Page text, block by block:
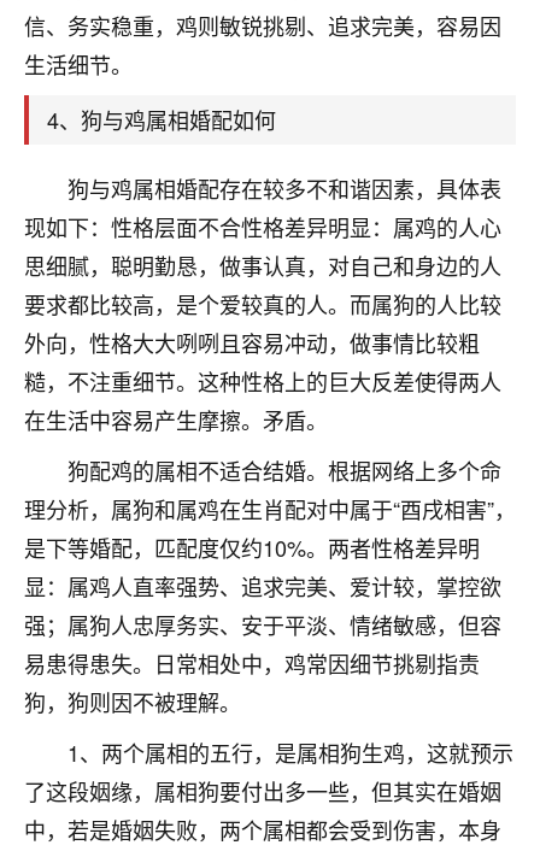
信、务实稳重，鸡则敏锐挑剔、追求完美，容易因
生活细节。
4、狗与鸡属相婚配如何
狗与鸡属相婚配存在较多不和谐因素，具体表
现如下：性格层面不合性格差异明显：属鸡的人心
思细腻，聪明勤恳，做事认真，对自己和身边的人
要求都比较高，是个爱较真的人。而属狗的人比较
外向，性格大大咧咧且容易冲动，做事情比较粗
糙，不注重细节。这种性格上的巨大反差使得两人
在生活中容易产生摩擦。矛盾。
狗配鸡的属相不适合结婚。根据网络上多个命
理分析，属狗和属鸡在生肖配对中属于“酉戌相害”，
是下等婚配，匹配度仅约10%。两者性格差异明
显：属鸡人直率强势、追求完美、爱计较，掌控欲
强；属狗人忠厚务实、安于平淡、情绪敏感，但容
易患得患失。日常相处中，鸡常因细节挑剔指责
狗，狗则因不被理解。
1、两个属相的五行，是属相狗生鸡，这就预示
了这段姻缘，属相狗要付出多一些，但其实在婚姻
中，若是婚姻失败，两个属相都会受到伤害，本身
啊！
太阳当空赵
是我从找店开始都是找慧来老师跟进的，选
址、风水、还有开业日子，哪哪都看了，虽然
大环境不好，但是我家生意还可以，前几天又
2小时前 来自海南 18
梦醒时分
我女儿高二叛逆，大半年不上学，一说她就要死要活
的，把我们两口子愁的不行，朋友给我推荐的慧来老
师，一开始我是病急乱投医，这半年来，法事一个个
做完，我女儿跟变了个人一样，不期望她能考多好的
大学，只要能安安稳稳的把书读了，身体心理都健健
康康的我就很知足了！
鹿森：可怜天下父母心啊！
3小时前 来自河北 16
付深
我是公司人事调整，有升迁机会，但同时竞争的我们
三个，找老师的时候是抱着侥幸心理，没想到老师看
着我晋升有望，我半信半疑的按照老师建议，做了化
太岁还有一个发钱粮，本来年前的人事调整，拖到年
后，我以为都没戏了，结果开年一上班，开会提拔升
职第一个就是我，职务无所谓，主要是底薪加了
3000，非常开心，无论如何，感恩感谢！🙏🏻